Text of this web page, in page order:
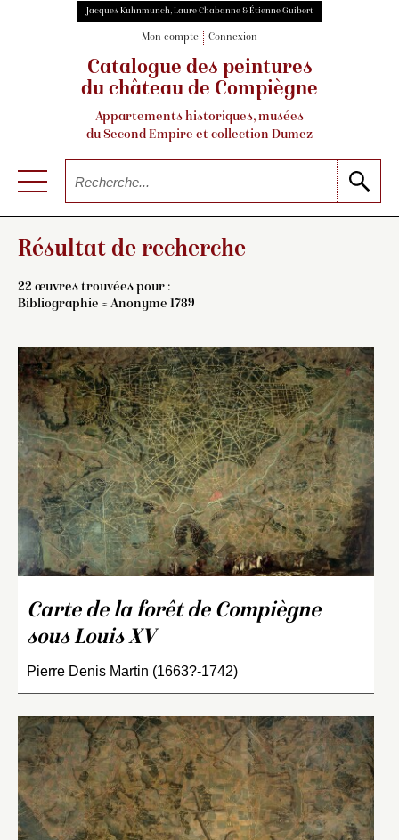
Jacques Kuhnmunch, Laure Chabanne & Étienne Guibert
Mon compte Connexion
Catalogue des peintures
du château de Compiègne
Appartements historiques, musées
du Second Empire et collection Dumez
Résultat de recherche
22 œuvres trouvées pour :
Bibliographie = Anonyme 1789
Carte de la forêt de Compiègne
sous Louis XV
Pierre Denis Martin (1663?-1742)